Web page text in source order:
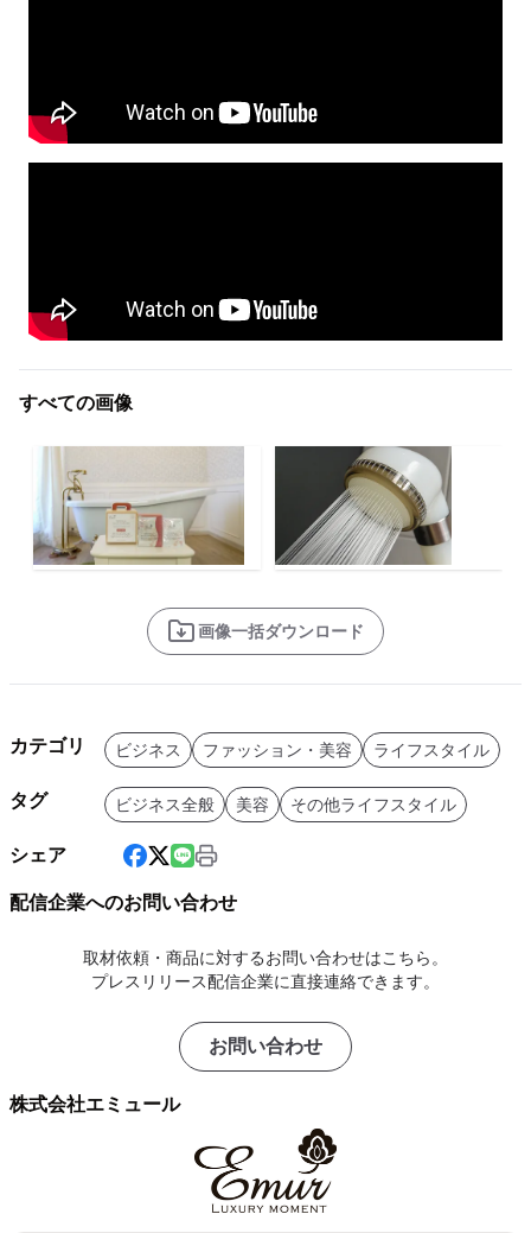
すべての画像
画像一括ダウンロード
カテゴリ ビジネス ファッション・美容 ライフスタイル
タグ ビジネス全般 美容 その他ライフスタイル
シェア
配信企業へのお問い合わせ
取材依頼・商品に対するお問い合わせはこちら。
プレスリリース配信企業に直接連絡できます。
お問い合わせ
株式会社エミュール